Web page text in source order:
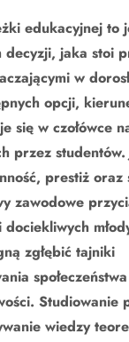
edukacyjnej to
decyzji, jaka stoi
w
opcji,
się w czołówce
przez studentów.
prestiż oraz
zawodowe
zgłębić tajniki
Studiowanie
wiedzy